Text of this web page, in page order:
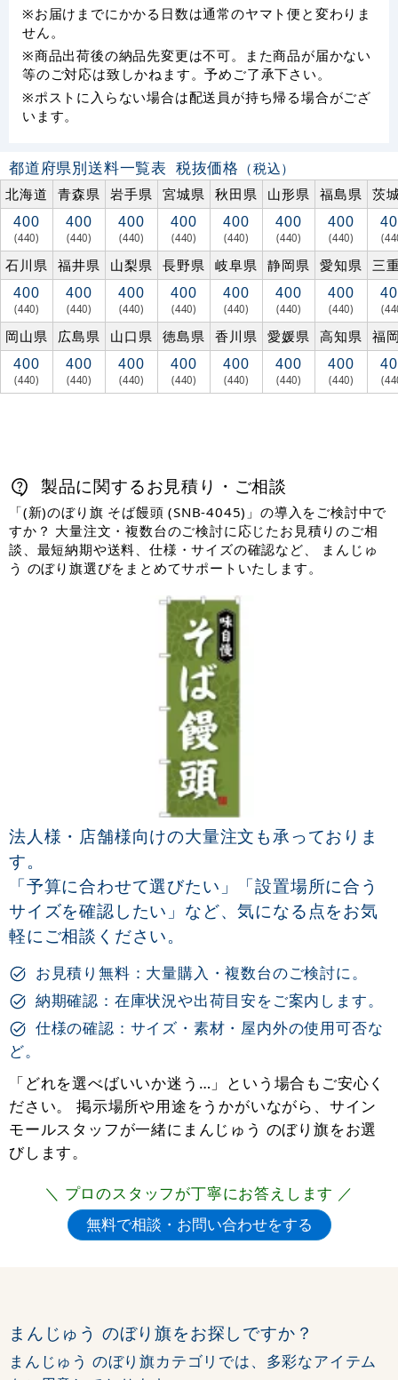
※お届けまでにかかる日数は通常のヤマト便と変わりま
せん。
※商品出荷後の納品先変更は不可。また商品が届かない
等のご対応は致しかねます。予めご了承下さい。
※ポストに入らない場合は配送員が持ち帰る場合がござ
います。
都道府県別送料一覧表 税抜価格 （税込）
北海道
青森県 岩手県 宮城県 秋田県 山形県 福島県 茨
400
(440)
400
(440)
400
(440)
400
(440)
400
(440)
400
(440)
400
(440)
石川県 福井県 山梨県 長野県 岐阜県 静岡県 愛知県 三
400
(440)
400
(440)
400
(440)
400
(440)
400
(440)
400
(440)
400
(440)
岡山県 広島県 山口県 徳島県 香川県 愛媛県 高知県 福
400
(440)
400
(440)
400
(440)
400
(440)
400
(440)
400
(440)
400
(440)
製品に関するお見積り・ご相談
「(新)のぼり旗 そば饅頭 (SNB-4045)」の導入をご検討中で
すか？ 大量注文・複数台のご検討に応じたお見積りのご相
談、最短納期や送料、仕様・サイズの確認など、 まんじゅ
う のぼり旗選びをまとめてサポートいたします。
法人様・店舗様向けの大量注文も承っておりま
す。
「予算に合わせて選びたい」「設置場所に合う
サイズを確認したい」など、気になる点をお気
軽にご相談ください。
お見積り無料：大量購入・複数台のご検討に。
納期確認：在庫状況や出荷目安をご案内します。
仕様の確認：サイズ・素材・屋内外の使用可否な
ど。
「どれを選べばいいか迷う…」という場合もご安心く
ださい。 掲示場所や用途をうかがいながら、サイン
モールスタッフが一緒にまんじゅう のぼり旗をお選
びします。
＼ プロのスタッフが丁寧にお答えします ／
まんじゅう のぼり旗をお探しですか？
まんじゅう のぼり旗カテゴリでは、多彩なアイテム